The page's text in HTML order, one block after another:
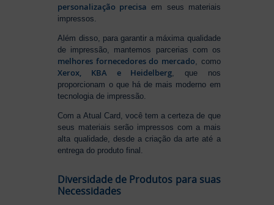
personalização precisa em seus materiais
impressos.
Além disso, para garantir a máxima qualidade
de impressão, mantemos parcerias com os
melhores fornecedores do mercado , como
Xerox, KBA e Heidelberg , que nos
proporcionam o que há de mais moderno em
tecnologia de impressão.
Com a Atual Card, você tem a certeza de que
seus materiais serão impressos com a mais
alta qualidade, desde a criação da arte até a
entrega do produto final.
Diversidade de Produtos para suas
Necessidades